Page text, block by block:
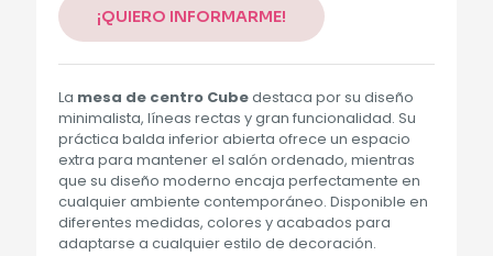
¡QUIERO INFORMARME!
La mesa de centro Cubedestaca por su diseño
minimalista, líneas rectas y gran funcionalidad. Su
práctica balda inferior abierta ofrece un espacio
extra para mantener el salón ordenado, mientras
que su diseño moderno encaja perfectamente en
cualquier ambiente contemporáneo. Disponible en
diferentes medidas, colores y acabados para
adaptarse a cualquier estilo de decoración.